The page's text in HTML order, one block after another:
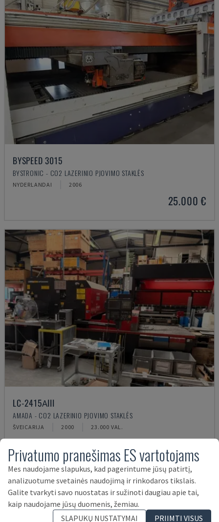
BYSPEED 3015
BYSTRONIC - CO2 LAZERINIO PJOVIMO STAKLĖS
NYDERLANDAI 2006
25.000 €
LC-2415ΑIII
AMADA - CO2 LAZERINIO PJOVIMO STAKLĖS
ŠVEICARIJA 2000 23.000 VAL.
14.000 €
Privatumo pranešimas ES vartotojams
Mes naudojame slapukus, kad pagerintume jūsų patirtį,
analizuotume svetainės naudojimą ir rinkodaros tikslais.
Galite tvarkyti savo nuostatas ir sužinoti daugiau apie tai,
kaip naudojame jūsų duomenis, žemiau.
SLAPUKŲ NUSTATYMAI
PRIIMTI VISUS